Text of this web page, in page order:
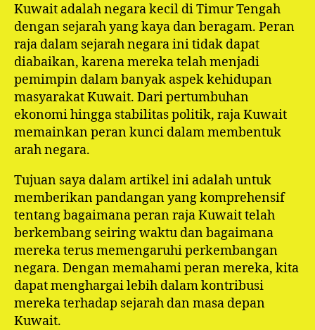
Kuwait adalah negara kecil di Timur Tengah
dengan sejarah yang kaya dan beragam. Peran
raja dalam sejarah negara ini tidak dapat
diabaikan, karena mereka telah menjadi
pemimpin dalam banyak aspek kehidupan
masyarakat Kuwait. Dari pertumbuhan
ekonomi hingga stabilitas politik, raja Kuwait
memainkan peran kunci dalam membentuk
arah negara.
Tujuan saya dalam artikel ini adalah untuk
memberikan pandangan yang komprehensif
tentang bagaimana peran raja Kuwait telah
berkembang seiring waktu dan bagaimana
mereka terus memengaruhi perkembangan
negara. Dengan memahami peran mereka, kita
dapat menghargai lebih dalam kontribusi
mereka terhadap sejarah dan masa depan
Kuwait.